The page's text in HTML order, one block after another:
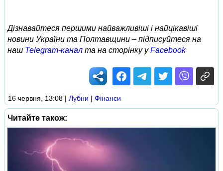
Дізнавайтеся першими найважливіші і найцікавіші
новини України та Полтавщини – підписуйтеся на
наш Telegram-канал та на сторінку уFacebook
16 червня, 13:08 | Лубни | Фінанси
Читайте також: